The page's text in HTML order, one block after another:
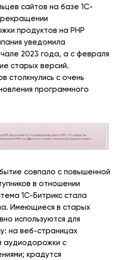
сайтов на базе 1С-
продуктов на PHP
уведомила
2023 года, а с февраля
старых версий.
столкнулись с очень
программного
совпало с повышенной
в отношении
1С-Битрикс стала
Имеющиеся в старых
используются для
на веб-страницах
аудиодорожки с
крадутся